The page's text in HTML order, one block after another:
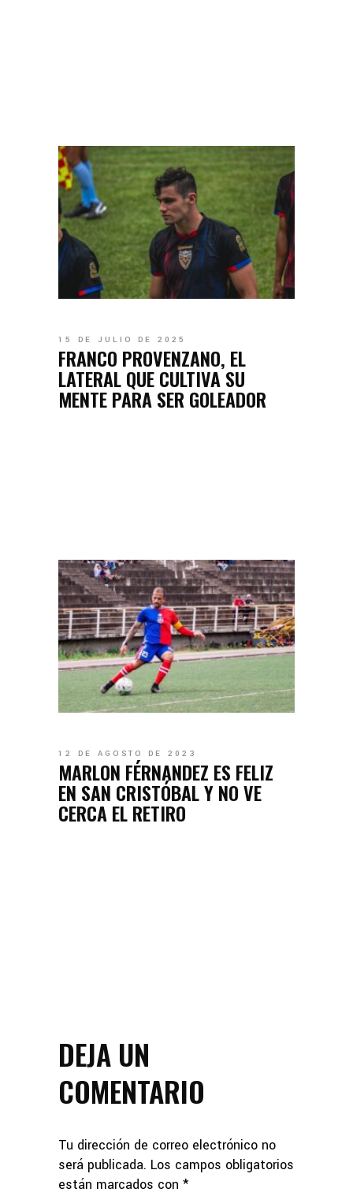
15 DE JULIO DE 2025
FRANCO PROVENZANO, EL
LATERAL QUE CULTIVA SU
MENTE PARA SER GOLEADOR
12 DE AGOSTO DE 2023
MARLON FÉRNANDEZ ES FELIZ
EN SAN CRISTÓBAL Y NO VE
CERCA EL RETIRO
DEJA UN
COMENTARIO
Tu dirección de correo electrónico no
será publicada. Los campos obligatorios
están marcados con *